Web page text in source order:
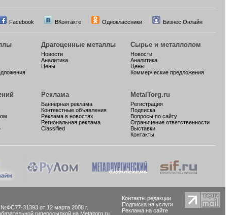
Facebook ВКонтакте Одноклассники Бизнес Онлайн
Драгоценные металлы
Новости
Аналитика
Цены
Сырье и металлолом
Новости
Аналитика
Цены
Коммерческие предложения
Реклама
Баннерная реклама
Контекстные объявления
Реклама в новостях
Региональная реклама
Classified
MetalTorg.ru
Регистрация
Подписка
Вопросы по сайту
Ограничение ответственности
Выставки
Контакты
31393 от 12 марта 2008 г.
гиперссылкой на Metaltorg.ru
Контакты редакции
Подписка на услуги
Реклама на сайте